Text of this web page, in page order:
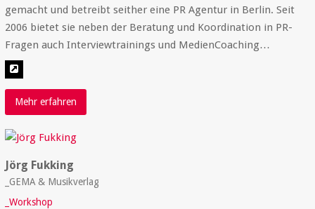
gemacht und betreibt seither eine PR Agentur in Berlin. Seit
2006 bietet sie neben der Beratung und Koordination in PR-
Fragen auch Interviewtrainings und MedienCoaching…
Mehr erfahren
Jörg Fukking
_GEMA & Musikverlag
_Workshop